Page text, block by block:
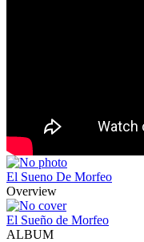
El Sueno De Morfeo
Overview
El Sueño de Morfeo
ALBUM